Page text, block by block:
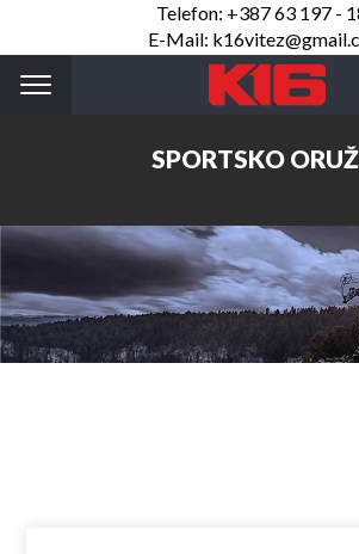
Telefon: +387 63 197 -
E-Mail:
SPORTSKO